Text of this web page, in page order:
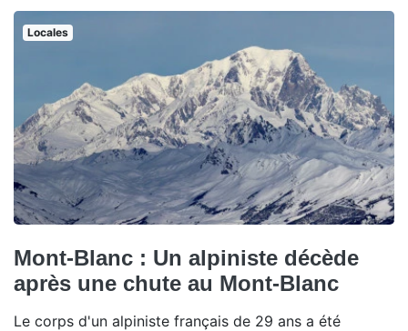
Locales
Mont-Blanc : Un alpiniste décède
après une chute au Mont-Blanc
Le corps d'un alpiniste français de 29 ans a été